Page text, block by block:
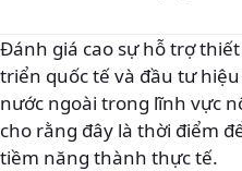
Đánh giá cao sự hỗ trợ
triển quốc tế và đầu tư
nước ngoài trong lĩnh vực
cho rằng đây là thời điểm
tiềm năng thành thực tế.